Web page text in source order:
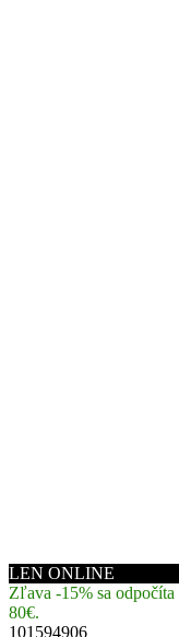
LEN ONLINE
Zľava -15% sa
80€.
101594906